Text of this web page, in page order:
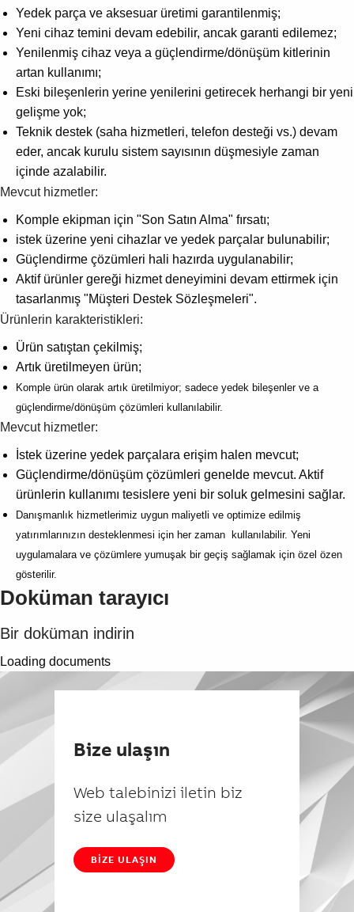
Yedek parça ve aksesuar üretimi garantilenmiş;
Yeni cihaz temini devam edebilir, ancak garanti edilemez;
Yenilenmiş cihaz veya a güçlendirme/dönüşüm kitlerinin
artan kullanımı;
Eski bileşenlerin yerine yenilerini getirecek herhangi bir yeni
gelişme yok;
Teknik destek (saha hizmetleri, telefon desteği vs.) devam
eder, ancak kurulu sistem sayısının düşmesiyle zaman
içinde azalabilir.
Mevcut hizmetler:
Komple ekipman için "Son Satın Alma" fırsatı;
istek üzerine yeni cihazlar ve yedek parçalar bulunabilir;
Güçlendirme çözümleri hali hazırda uygulanabilir;
Aktif ürünler gereği hizmet deneyimini devam ettirmek için
tasarlanmış "Müşteri Destek Sözleşmeleri".
Ürünlerin karakteristikleri:
Ürün satıştan çekilmiş;
Artık üretilmeyen ürün;
Komple ürün olarak artık üretilmiyor; sadece yedek bileşenler ve a
güçlendirme/dönüşüm çözümleri kullanılabilir.
Mevcut hizmetler:
İstek üzerine yedek parçalara erişim halen mevcut;
Güçlendirme/dönüşüm çözümleri genelde mevcut. Aktif
ürünlerin kullanımı tesislere yeni bir soluk gelmesini sağlar.
Danışmanlık hizmetlerimiz uygun maliyetli ve optimize edilmiş
yatırımlarınızın desteklenmesi için her zaman kullanılabilir. Yeni
uygulamalara ve çözümlere yumuşak bir geçiş sağlamak için özel özen
gösterilir.
Doküman tarayıcı
Bir doküman indirin
Loading documents
Bize ulaşın
Web talebinizi iletin biz
size ulaşalım
BIZE ULAŞIN